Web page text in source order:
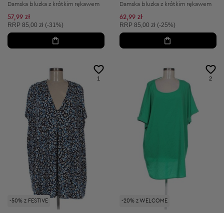
Damska bluzka z krótkim rękawem
57,99 zł
Cena sugerowana:
RRP 85,00 zł (-31%)
Damska bluzka z krótkim rękawem
62,99 zł
Cena sugerowana:
RRP 85,00 zł (-25%)
-50% z FESTIVE
1
-20% z WELCOME
2